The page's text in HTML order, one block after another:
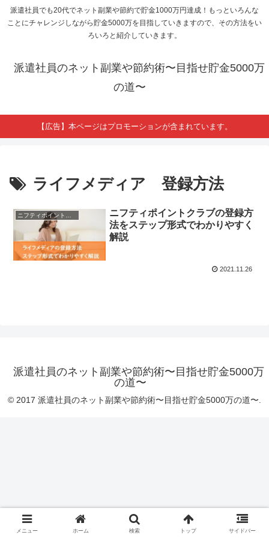
派遣社員でも20代でネット副業や節約で貯金1000万円達成！もっといろんな
ことにチャレンジしながら貯金5000万を目指していきますので、その方法をい
ろいろと紹介していきます。
派遣社員のネット副業や節約術〜目指せ貯金5000万
の道〜
【広告】本ページはプロモーションが含まれています。
ライフメディア 登録方法
ニフティポイントクラブ
ニフティポイントクラブの登録方
法をステップ形式でわかりやすく
解説
2021.11.26
派遣社員のネット副業や節約術〜目指せ貯金5000万
の道〜
© 2017 派遣社員のネット副業や節約術〜目指せ貯金5000万の道〜.
メニュー ホーム 検索 トップ サイドバー